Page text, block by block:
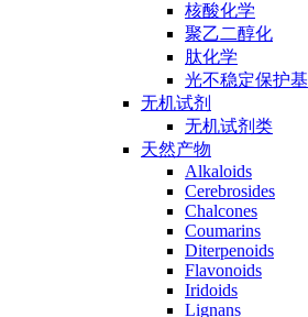
核酸化学
聚乙二醇化
肽化学
光不稳定保护基
无机试剂
无机试剂类
天然产物
Alkaloids
Cerebrosides
Chalcones
Coumarins
Diterpenoids
Flavonoids
Iridoids
Lignans